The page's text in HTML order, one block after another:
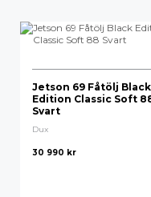
Nyheter
Lägsta pris
Högsta pris
Jetson 69 Fåtölj Black
Edition Classic Soft
Svart
Dux
30 990 kr